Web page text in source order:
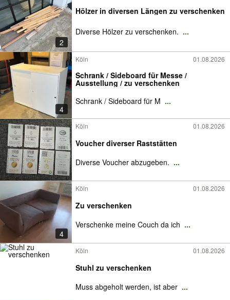
2
Hölzer in diversen Längen zu verschenken
Diverse Hölzer zu verschenken. ...
4
Köln 01.08.2026
Schrank / Sideboard für Messe /
Ausstellung / zu verschenken
Schrank / Sideboard für M ...
Köln 01.08.2026
Voucher diverser Raststätten
Diverse Voucher abzugeben. ...
4
Köln 01.08.2026
Zu verschenken
Verschenke meine Couch da ich ...
Köln 01.08.2026
Stuhl zu verschenken
Muss abgeholt werden, ist aber ...